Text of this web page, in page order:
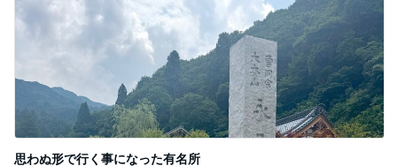
思わぬ形で行く事になった有名所